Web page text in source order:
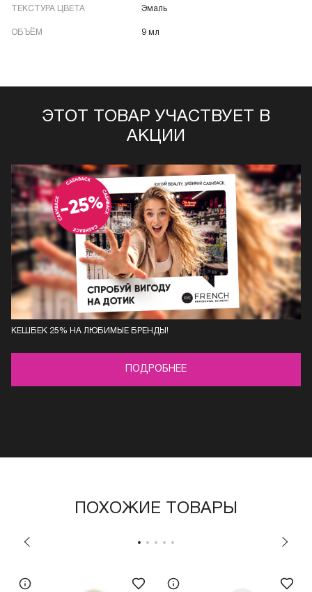
ТЕКСТУРА ЦВЕТА Эмаль
ОБЪЁМ 9 мл
ЭТОТ ТОВАР УЧАСТВУЕТ В
АКЦИИ
КЕШБЕК 25% НА ЛЮБИМЫЕ БРЕНДЫ!
ПОДРОБНЕЕ
ПОХОЖИЕ ТОВАРЫ